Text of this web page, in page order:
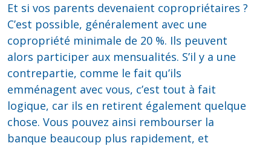
Et si vos parents devenaient copropriétaires ?
C’est possible, généralement avec une
copropriété minimale de 20 %. Ils peuvent
alors participer aux mensualités. S’il y a une
contrepartie, comme le fait qu’ils
emménagent avec vous, c’est tout à fait
logique, car ils en retirent également quelque
chose. Vous pouvez ainsi rembourser la
banque beaucoup plus rapidement, et